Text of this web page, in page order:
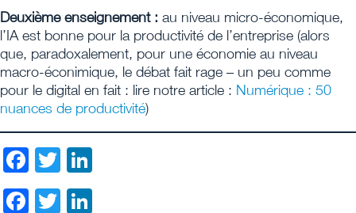
Deuxième enseignement : au niveau micro-économique,
l’IA est bonne pour la productivité de l’entreprise (alors
que, paradoxalement, pour une économie au niveau
macro-éconimique, le débat fait rage – un peu comme
pour le digital en fait : lire notre article : Numérique : 50
nuances de productivité)
Facebook
Twitter
Facebook
Twitter